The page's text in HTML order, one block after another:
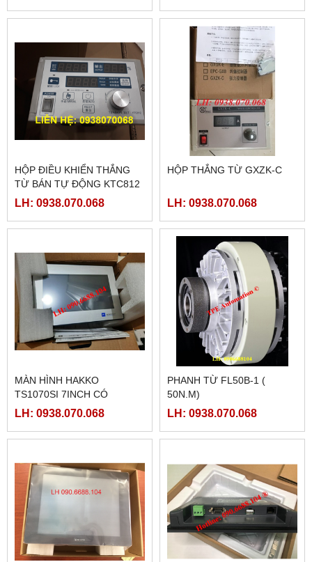
HỘP ĐIỀU KHIỂN THẮNG
TỪ BÁN TỰ ĐỘNG KTC812
LH: 0938.070.068
HỘP THẮNG TỪ GXZK-C
LH: 0938.070.068
MÀN HÌNH HAKKO
TS1070SI 7INCH CÓ
ETHERNET
LH: 0938.070.068
PHANH TỪ FL50B-1 (
50N.M)
LH: 0938.070.068